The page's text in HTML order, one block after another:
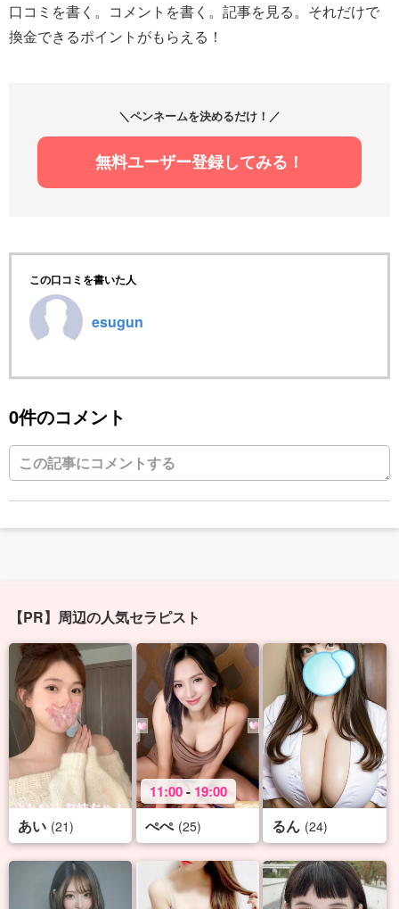
口コミを書く。コメントを書く。記事を見る。それだけで
換金できるポイントがもらえる！
＼ペンネームを決めるだけ！／
無料ユーザー登録してみる！
この口コミを書いた人
esugun
0件のコメント
【PR】周辺の人気セラピスト
あい (21)
11:00- 19:00
ぺぺ (25) るん (24)